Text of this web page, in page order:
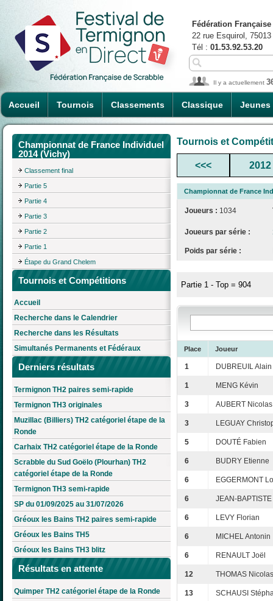
Accueil Tournois Classements Classique Jeunes
Fédération
22 rue Esquirol,
Tél : 01.53.92.53.20
Il y a actuellement
Championnat de France Individuel
2014 (Vichy)
Classement final
Partie 5
Partie 4
Partie 3
Partie 2
Partie 1
Étape du Grand Chelem
Tournois et Compétitions
Accueil
Recherche dans le Calendrier
Recherche dans les Résultats
Simultanés Permanents et Fédéraux
Derniers résultats
Termignon TH2 paires semi-rapide
Termignon TH3 originales
Muzillac (Billiers) TH2 catégoriel étape de la
Ronde
Carhaix TH2 catégoriel étape de la Ronde
Scrabble du Sud Goëlo (Plourhan) TH2
catégoriel étape de la Ronde
Termignon TH3 semi-rapide
SP du 01/09/2025 au 31/07/2026
Gréoux les Bains TH2 paires semi-rapide
Gréoux les Bains TH5
Gréoux les Bains TH3 blitz
Résultats en attente
Quimper TH2 catégoriel étape de la Ronde
Tournois et
<<< 2012
Championnat de France
Joueurs : 1034
Joueurs par série :
Poids par série :
Partie 1 - Top = 904
Place Joueur
1 DUBREUIL Alain
1 MENG Kévin
3 AUBERT Nicolas
3 LEGUAY
5 DOUTÉ Fabien
6 BUDRY Etienne
6 EGGERMONT
6 JEAN-
6 LEVY Florian
6 MICHEL Antonin
6 RENAULT Joël
12 THOMAS Nicolas
13 SCHAUSI